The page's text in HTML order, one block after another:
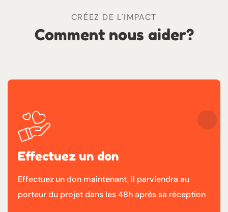
CRÉEZ DE L'IMPACT
Comment nous aider?
Effectuez un don
Effectuez un don maintenant, il parviendra au
porteur du projet dans les 48h après sa réception